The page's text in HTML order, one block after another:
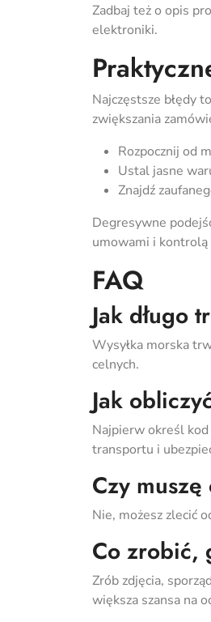
Zadbaj też o opis
elektroniki.
Najczęstsze błędy
zwiększania
Rozpocznij od
Ustal jasne
Znajdź
Degresywne
umowami i kontrolą
FAQ
Jak długo
Wysyłka morska
celnych.
Jak
Najpierw określ
transportu i
Czy
Nie, możesz zlecić
Co zrobić,
Zrób zdjęcia,
większa szansa na